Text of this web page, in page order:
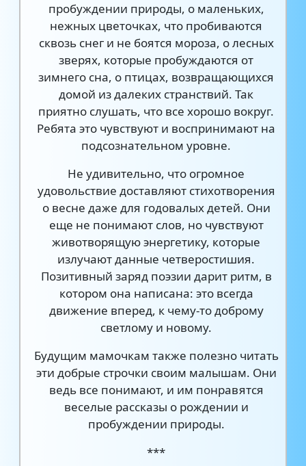
пробуждении природы, о маленьких,
нежных цветочках, что пробиваются
сквозь снег и не боятся мороза, о лесных
зверях, которые пробуждаются от
зимнего сна, о птицах, возвращающихся
домой из далеких странствий. Так
приятно слушать, что все хорошо вокруг.
Ребята это чувствуют и воспринимают на
подсознательном уровне.
Не удивительно, что огромное
удовольствие доставляют стихотворения
о весне даже для годовалых детей. Они
еще не понимают слов, но чувствуют
животворящую энергетику, которые
излучают данные четверостишия.
Позитивный заряд поэзии дарит ритм, в
котором она написана: это всегда
движение вперед, к чему-то доброму
светлому и новому.
Будущим мамочкам также полезно читать
эти добрые строчки своим малышам. Они
ведь все понимают, и им понравятся
веселые рассказы о рождении и
пробуждении природы.
***